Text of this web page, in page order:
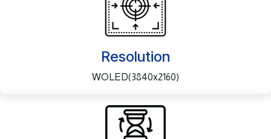
Resolution
(WOLED(3840x2160